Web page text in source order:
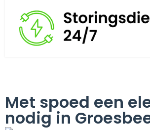
Met spoed een
nodig in